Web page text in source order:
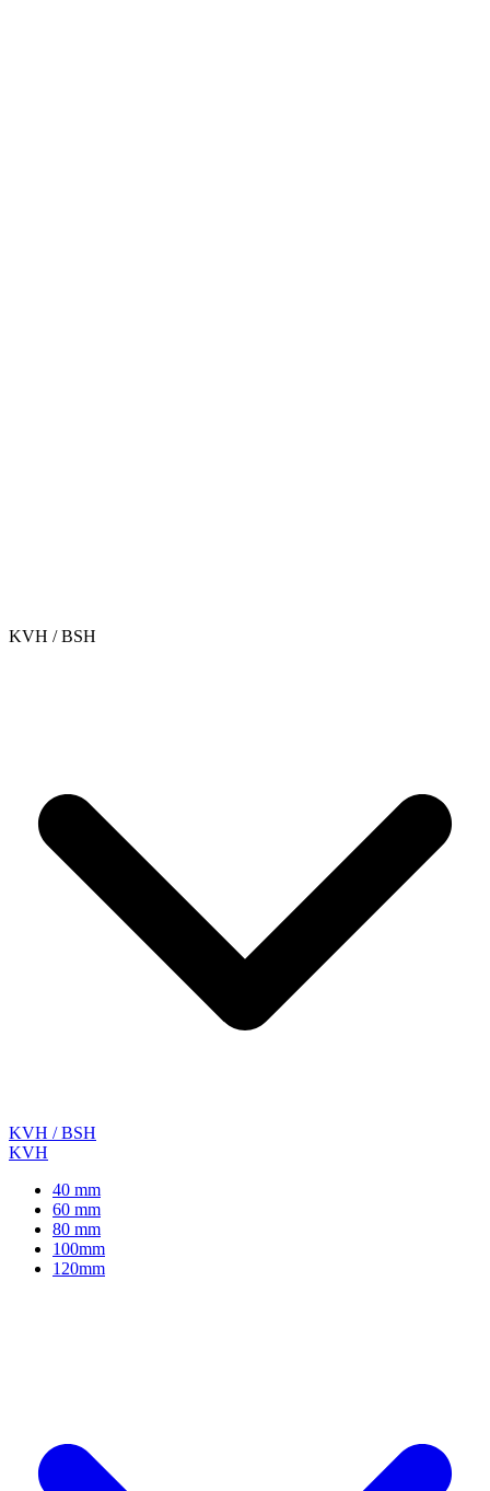
KVH / BSH
KVH / BSH
KVH
40 mm
60 mm
80 mm
100mm
120mm